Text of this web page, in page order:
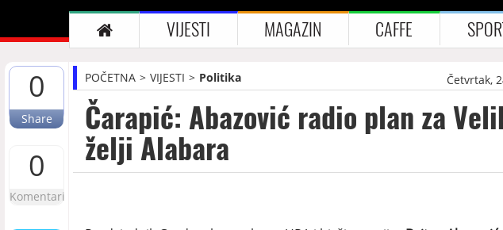
VIJESTI MAGAZIN CAFFE
0
Share
0
Komentari
POČETNA VIJESTI Politika Četvrtak,
Čarapić: Abazović radio plan za
želji Alabara